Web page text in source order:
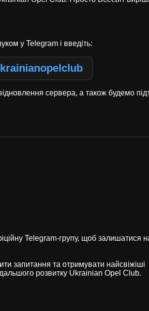
у Telegram і введіть:
сервера, а також будемо
Telegram-групу, щоб залишатися
запитання та отримувати найсвіжіші
розвитку Ukrainian Opel Club.